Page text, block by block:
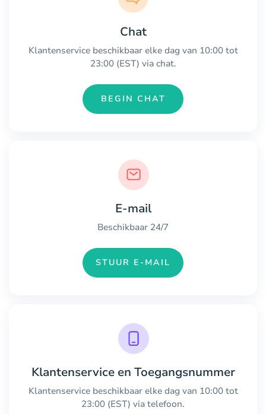
Chat
Klantenservice beschikbaar elke dag van 10:00 tot
23:00 (EST) via chat.
BEGIN CHAT
E-mail
Beschikbaar 24/7
STUUR E-MAIL
Klantenservice en Toegangsnummer
Klantenservice beschikbaar elke dag van 10:00 tot
23:00 (EST) via telefoon.